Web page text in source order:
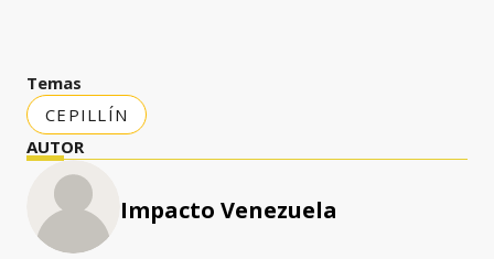
Temas
CEPILLÍN
AUTOR
Impacto Venezuela